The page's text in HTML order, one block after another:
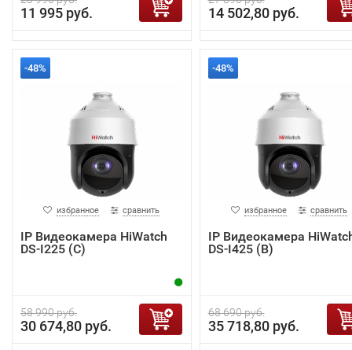
11 995 руб. 14 502,80 руб.
-48%
избранное сравнить
IP Видеокамера HiWatch
DS-I225 (С)
58 990 руб.
30 674,80 руб.
-48%
избранное сравнить
IP Видеокамера
DS-I425 (B)
68 690 руб.
35 718,80 руб.